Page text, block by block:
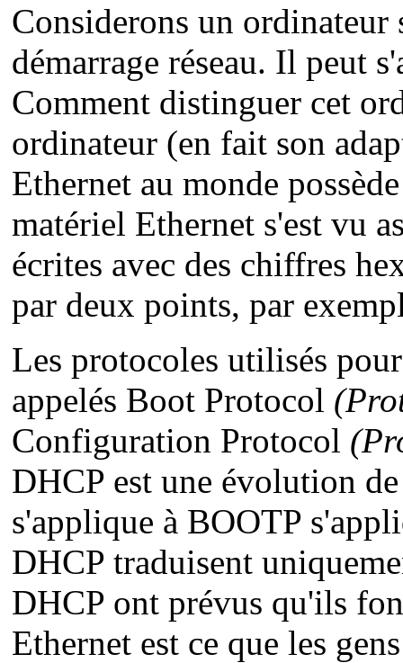
Considerons un
démarrage réseau. Il peut
Comment distinguer cet
ordinateur (en fait son
Ethernet au monde
matériel Ethernet s'est vu
écrites avec des chiffres
par deux points, par
Les protocoles utilisés
appelés Boot Protocol
Configuration Protocol
DHCP est une évolution
s'applique à BOOTP
DHCP traduisent
DHCP ont prévus qu'ils
Ethernet est ce que les